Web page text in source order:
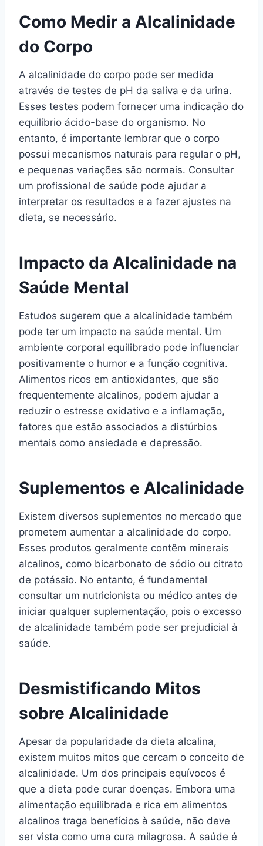
Como Medir a Alcalinidade
do Corpo
A alcalinidade do corpo pode ser medida
através de testes de pH da saliva e da urina.
Esses testes podem fornecer uma indicação do
equilíbrio ácido-base do organismo. No
entanto, é importante lembrar que o corpo
possui mecanismos naturais para regular o pH,
e pequenas variações são normais. Consultar
um profissional de saúde pode ajudar a
interpretar os resultados e a fazer ajustes na
dieta, se necessário.
Impacto da Alcalinidade na
Saúde Mental
Estudos sugerem que a alcalinidade também
pode ter um impacto na saúde mental. Um
ambiente corporal equilibrado pode influenciar
positivamente o humor e a função cognitiva.
Alimentos ricos em antioxidantes, que são
frequentemente alcalinos, podem ajudar a
reduzir o estresse oxidativo e a inflamação,
fatores que estão associados a distúrbios
mentais como ansiedade e depressão.
Suplementos e Alcalinidade
Existem diversos suplementos no mercado que
prometem aumentar a alcalinidade do corpo.
Esses produtos geralmente contêm minerais
alcalinos, como bicarbonato de sódio ou citrato
de potássio. No entanto, é fundamental
consultar um nutricionista ou médico antes de
iniciar qualquer suplementação, pois o excesso
de alcalinidade também pode ser prejudicial à
saúde.
Desmistificando Mitos
sobre Alcalinidade
Apesar da popularidade da dieta alcalina,
existem muitos mitos que cercam o conceito de
alcalinidade. Um dos principais equívocos é
que a dieta pode curar doenças. Embora uma
alimentação equilibrada e rica em alimentos
alcalinos traga benefícios à saúde, não deve
ser vista como uma cura milagrosa. A saúde é